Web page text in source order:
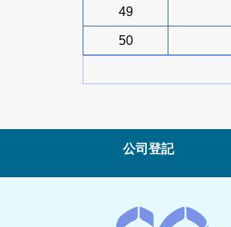
49
50
公司登記